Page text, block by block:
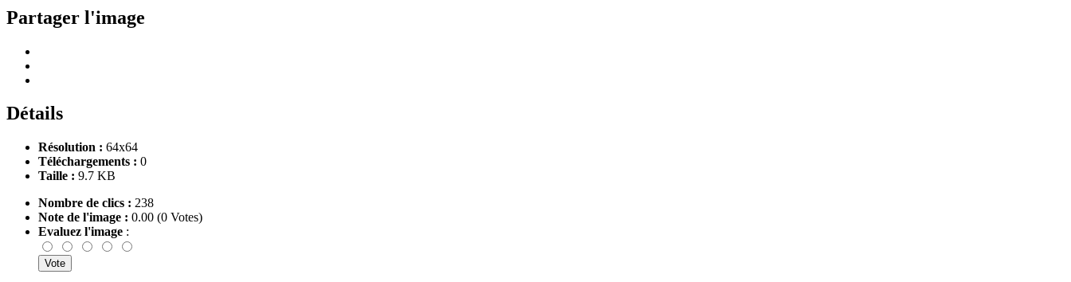
Partager l'image
Détails
Résolution : 64x64
Téléchargements : 0
Taille : 9.7 KB
Nombre de clics : 238
Note de l'image : 0.00 (0 Votes)
Evaluez l'image :